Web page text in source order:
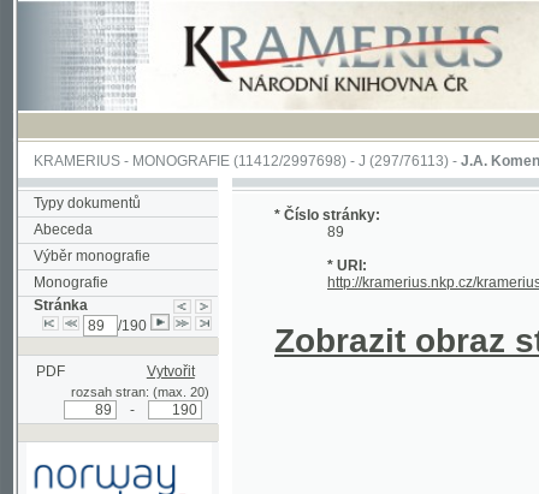
KRAMERIUS-MONOGRAFIE(11412/2997698) -J (297/76113)-J.A. Komenského
Typy dokumentů
Abeceda
Výběr monografie
Monografie
Stránka
/190
PDF Vytvořit
rozsah stran: (max. 20)
* Číslo stránky:
89
* URI:
http://kramerius.nkp.cz/kramerius/